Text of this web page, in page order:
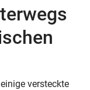
versteckte